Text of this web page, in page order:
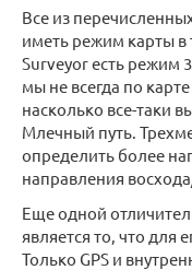
Все из
иметь режим карты в
Surveyor есть режим
мы не всегда по
насколько все-таки
Млечный путь.
определить более
направления
Еще одной
является то, что для
Только GPS и